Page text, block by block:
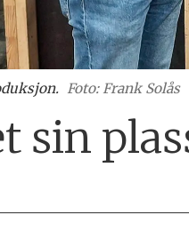
Foto: Frank Solås
sin